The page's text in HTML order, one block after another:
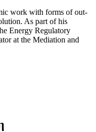
work with forms of out-
As part of his
Energy Regulatory
at the Mediation and